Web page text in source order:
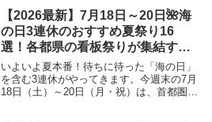
祀る箱根神社の例大祭を中心に、湖畔の各
地区...
【2026最新】7月18日～20日🌺海
の日3連休のおすすめ夏祭り16
選！各都県の看板祭りが集結する
超特大週末
いよいよ夏本番！待ちに待った「海の日」
を含む3連休がやってきます。今週末の7月
18日（土）～20日（月・祝）は、首都圏の